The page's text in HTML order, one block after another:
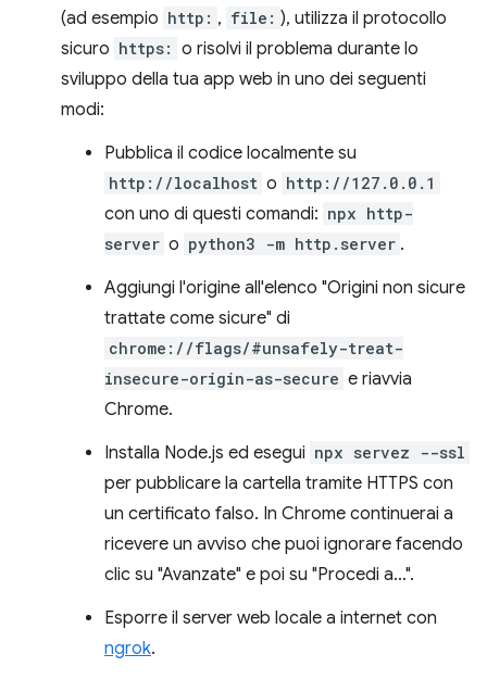
(ad esempio http: , file: ), utilizza il protocollo
sicuro https: o risolvi il problema durante lo
sviluppo della tua app web in uno dei seguenti
modi:
Pubblica il codice localmente su
http://localhost o http://127.0.0.1
con uno di questi comandi: npx http-
server o python3 -m http.server .
Aggiungi l'origine all'elenco "Origini non sicure
trattate come sicure" di
chrome://flags/#unsafely-treat-
insecure-origin-as-secure e riavvia
Chrome.
Installa Node.js ed esegui npx servez --ssl
per pubblicare la cartella tramite HTTPS con
un certificato falso. In Chrome continuerai a
ricevere un avviso che puoi ignorare facendo
clic su "Avanzate" e poi su "Procedi a…".
Esporre il server web locale a internet con
ngrok.